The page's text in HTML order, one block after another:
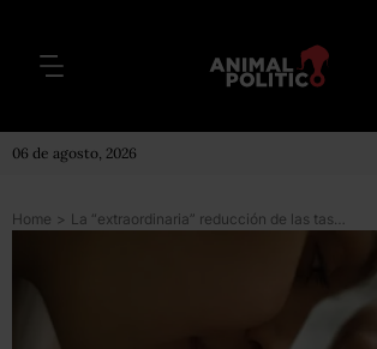
06 de agosto, 2026
Home > La “extraordinaria” reducción de las tasas de fecundidad en medio mundo y cuál es la situación en América Latina